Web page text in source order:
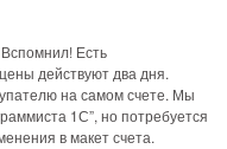
Есть
действуют два дня.
на самом счете. Мы
1С”, но потребуется
в макет счета.